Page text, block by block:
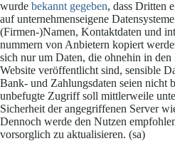
wurde bekannt gegeben, dass Dritten
auf unternehmenseigene
(Firmen-)Namen, Kontaktdaten und
nummern von Anbietern kopiert
sich nur um Daten, die ohnehin in den
Website veröffentlicht sind, sensible
Bank- und Zahlungsdaten seien nicht
unbefugte Zugriff soll mittlerweile
Sicherheit der angegriffenen Server
Dennoch werde den Nutzen
vorsorglich zu aktualisieren. (sa)